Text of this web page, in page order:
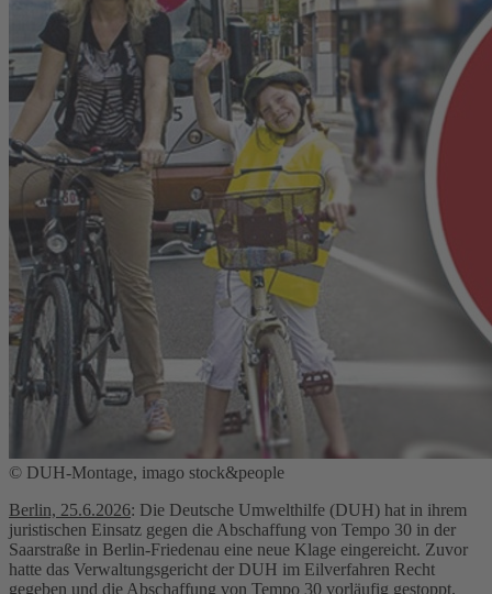
© DUH-Montage, imago stock&people
Berlin, 25.6.2026: Die Deutsche Umwelthilfe (DUH) hat in ihrem
juristischen Einsatz gegen die Abschaffung von Tempo 30 in der
Saarstraße in Berlin-Friedenau eine neue Klage eingereicht. Zuvor
hatte das Verwaltungsgericht der DUH im Eilverfahren Recht
gegeben und die Abschaffung von Tempo 30 vorläufig gestoppt.